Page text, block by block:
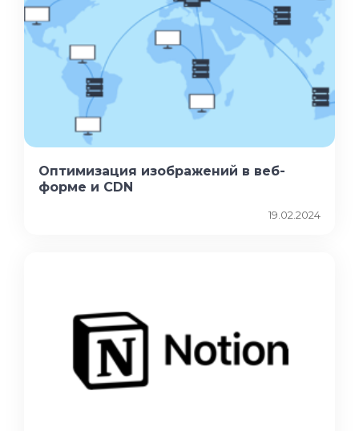
Оптимизация изображений в веб-
форме и CDN
19.02.2024